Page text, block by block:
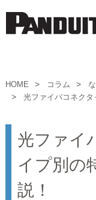
HOME コラム
光ファイバコネクタ
光ファイ
イプ別の
説！